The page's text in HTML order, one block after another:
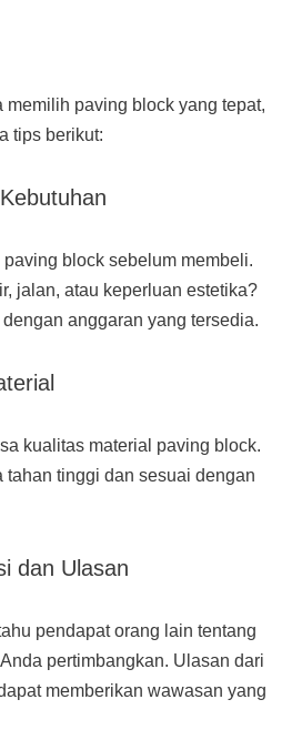
memilih paving block yang tepat,
tips berikut:
block sebelum membeli.
jalan, atau keperluan estetika?
anggaran yang tersedia.
kualitas material paving block.
tahan tinggi dan sesuai dengan
dan Ulasan
pendapat orang lain tentang
pertimbangkan. Ulasan dari
memberikan wawasan yang